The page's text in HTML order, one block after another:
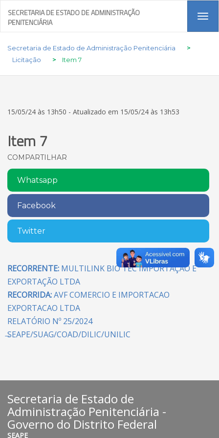
SECRETARIA DE ESTADO DE ADMINISTRAÇÃO
PENITENCIÁRIA
Secretaria de Estado de Administração Penitenciária
>
Licitação
> Item 7
15/05/24 às 13h50 - Atualizado em 15/05/24 às 13h53
Item 7
COMPARTILHAR
Whatsapp
Facebook
Twitter
RECORRENTE: MULTILINK BIO TEC IMPORTAÇÃO E
EXPORTAÇÃO LTDA
RECORRIDA:AVF COMERCIO E IMPORTACAO
EXPORTACAO LTDA
RELATÓRIO Nº 25/2024
̶SEAPE/SUAG/COAD/DILIC/UNILIC
Secretaria de Estado de
Administração Penitenciária -
Governo do Distrito Federal
SEAPE